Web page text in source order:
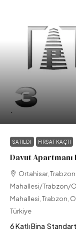
.
SATILDI FIRSAT KAÇTI
Davut Apartmanı
Ortahisar,
Mahallesi/Trabzon/
Mahallesi, Trabzon,
Türkiye
6 Katlı Bina